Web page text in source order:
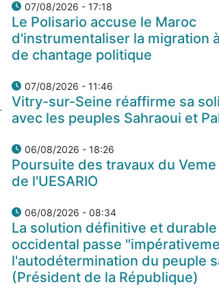
07/08/2026 - 17:18
Le Polisario accuse le Maroc
d'instrumentaliser la migration
de chantage politique
07/08/2026 - 11:46
Vitry-sur-Seine réaffirme sa
avec les peuples Sahraoui et
06/08/2026 - 18:26
Poursuite des travaux du
de l'UESARIO
06/08/2026 - 08:34
La solution définitive et durable
occidental passe
l'autodétermination du peuple
(Président de la République)